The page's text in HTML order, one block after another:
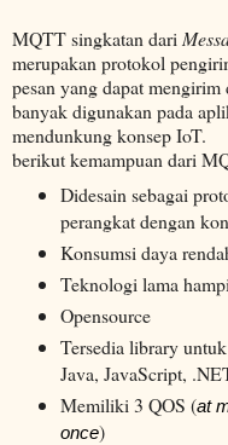
MQTT singkatan dari
merupakan protokol
pesan yang dapat
banyak digunakan pada
mendunkung konsep IoT.
berikut kemampuan dari
Didesain sebagai
perangkat dengan
Konsumsi daya
Teknologi lama
Opensource
Tersedia library
Java, JavaScript,
Memiliki 3 QOS (at
once)